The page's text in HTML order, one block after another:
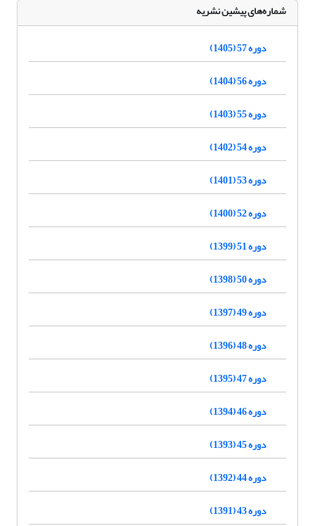
شماره‌های پیشین نشریه
دوره 57 (1405)
دوره 56 (1404)
دوره 55 (1403)
دوره 54 (1402)
دوره 53 (1401)
دوره 52 (1400)
دوره 51 (1399)
دوره 50 (1398)
دوره 49 (1397)
دوره 48 (1396)
دوره 47 (1395)
دوره 46 (1394)
دوره 45 (1393)
دوره 44 (1392)
دوره 43 (1391)